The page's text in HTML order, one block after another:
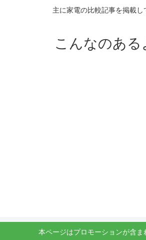
主に家電の比較記事を掲載し
こんなのある
本ページはプロモーションが含ま